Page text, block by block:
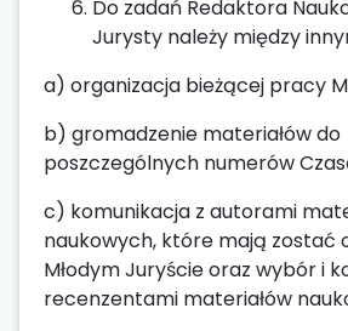
Do zadań Redaktora
Jurysty należy między
a) organizacja bieżącej pracy
b) gromadzenie materiałów do
poszczególnych numerów
c) komunikacja z autorami
naukowych, które mają zostać
Młodym Juryście oraz wybór i
recenzentami materiałów